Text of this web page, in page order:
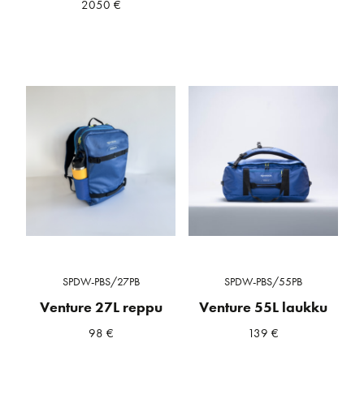
2050 €
SPDW-PBS/27PB
Venture 27L reppu
98 €
SPDW-PBS/55PB
Venture 55L laukku
139 €